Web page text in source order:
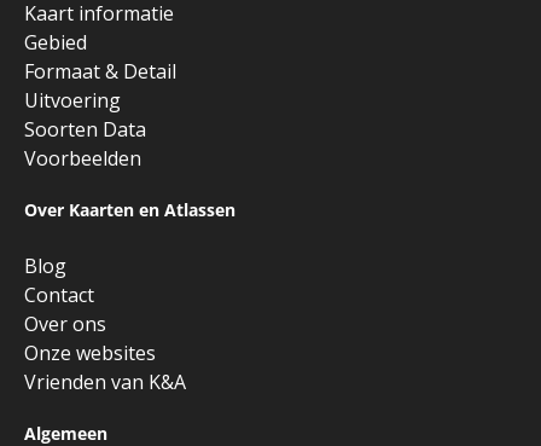
Kaart informatie
Gebied
Formaat & Detail
Uitvoering
Soorten Data
Voorbeelden
Over Kaarten en Atlassen
Blog
Contact
Over ons
Onze websites
Vrienden van K&A
Algemeen